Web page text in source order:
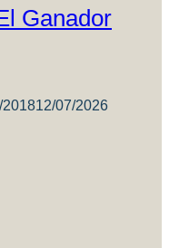
Ganador
201812/07/2026